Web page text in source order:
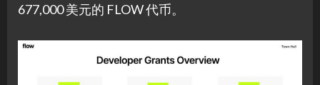
677,000 美元的 FLOW 代币。